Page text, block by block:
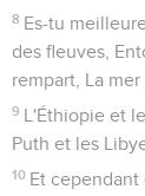
8 Es-tu
des fleuves,
rempart, La
9 L'Éthiopie et
Puth et les
10 Et